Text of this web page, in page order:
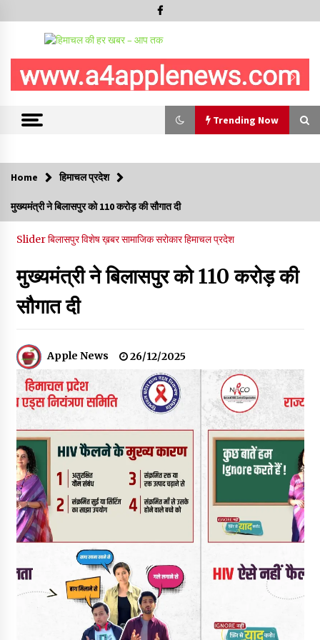
Trending Now
शिमला पुलिस में बड़ी अनुशासनात्मक कार्रवाई, 3 पुलिसकर्मी निलंबित
07/08/2026
6 साल में पीएम नरेंद्र मोदी के विदेश दौरों पर 557 करोड़ खर्च, सरकार ने
07/08/2026
भ्रष्टाचार से अर्जित संपत्ति जब्त कर गरीबों में बांटेगी हिमाचल सरकार -CM
06/08/2026
नितिन गडकरी से मिले विक्रमादित्य सिंह, हिमाचल की सड़क परियोजनाओं को
मिली बड़ी सौगात
06/08/2026
आपदा के दौरान मीडिया संचार एवं सूचना प्रबंधन पर शिमला में एक दिवसीय
ओरिएंटेशन कार्यशाला आयोजित
नेता प्रतिपक्ष जयराम के आरोप निराधार, सबूत हैं तो सार्वजनिक करें: नरेश
चौहान
06/08/2026
बड़ी ख़बर – अनुबंध कर्मचारियों को बैक डेट से नहीं मिलेगा नियमितीकरण,
Home हिमाचल प्रदेश
मुख्यमंत्री ने बिलासपुर को 110 करोड़ की सौगात दी
Sliderबिलासपुरविशेष ख़बरसामाजिक सरोकारहिमाचल प्रदेश
मुख्यमंत्री ने बिलासपुर को 110 करोड़ की
सौगात दी
Apple News 26/12/2025